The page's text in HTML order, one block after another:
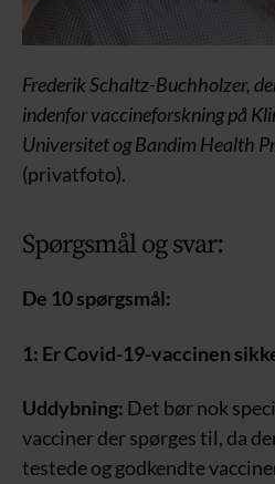
Frederik Schaltz-Buchholzer,
indenfor vaccineforskning på
Universitet og Bandim Health
(privatfoto).
Spørgsmål og svar:
De 10 spørgsmål:
1: Er Covid-19-vaccinen
Uddybning: Det bør nok
vacciner der spørges til, da
testede og godkendte